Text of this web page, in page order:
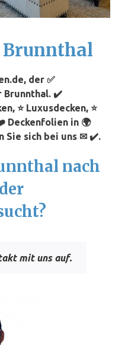
Brunnthal
der ✅
Brunnthal. ✔️
⭐ Luxusdecken, ⭐
Deckenfolien in 🌍
Sie sich bei uns ✉ ✔️.
nach
mit uns auf.